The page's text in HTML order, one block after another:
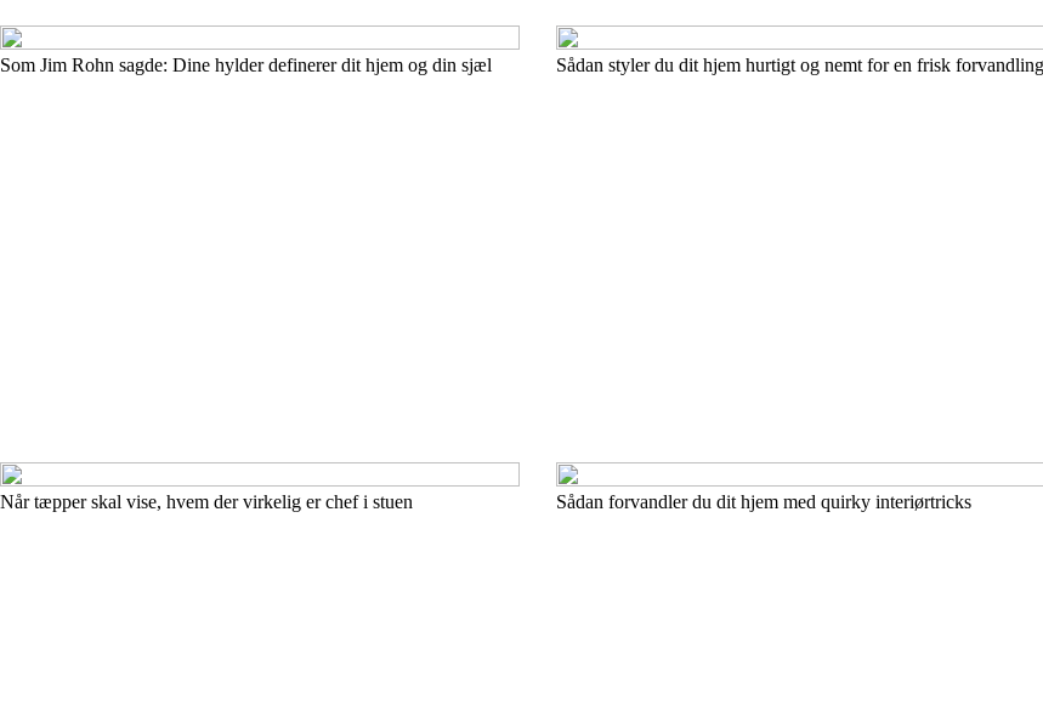
Som Jim Rohn sagde: Dine hylder definerer dit hjem og din sjæl Sådan styler du dit hjem hurtigt og nemt for en frisk forvandling
Når tæpper skal vise, hvem der virkelig er chef i stuen Sådan forvandler du dit hjem med quirky interiørtricks